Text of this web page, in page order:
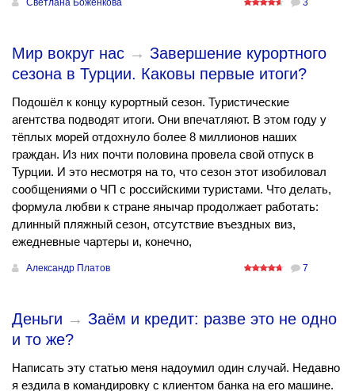
Светлана Боженкова 3
Мир вокруг нас → Завершение курортного
сезона в Турции. Каковы первые итоги?
Подошёл к концу курортный сезон. Туристические
агентства подводят итоги. Они впечатляют. В этом году у
тёплых морей отдохнуло более 8 миллионов наших
граждан. Из них почти половина провела свой отпуск в
Турции. И это несмотря на то, что сезон этот изобиловал
сообщениями о ЧП с российскими туристами. Что делать,
формула любви к стране янычар продолжает работать:
длинный пляжный сезон, отсутствие въездных виз,
ежедневные чартеры и, конечно,
Александр Платов 7
Деньги → Заём и кредит: разве это не одно
и то же?
Написать эту статью меня надоумил один случай. Недавно
я ездила в командировку с клиентом банка на его машине.